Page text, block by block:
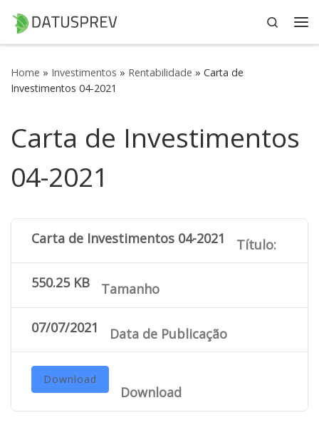
Skip to content
Search
Home » Investimentos » Rentabilidade » Carta de
Investimentos 04-2021
Carta de Investimentos
04-2021
Carta de Investimentos 04-2021 Título:
550.25 KB Tamanho
07/07/2021 Data de Publicação
Download
Download